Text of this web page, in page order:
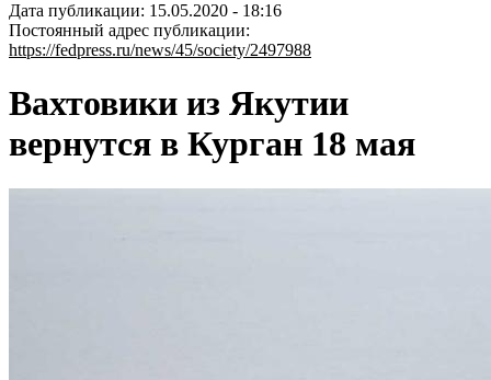
Дата публикации: 15.05.2020 - 18:16
Постоянный адрес публикации:
https://fedpress.ru/news/45/society/2497988
Вахтовики из Якутии
вернутся в Курган 18 мая